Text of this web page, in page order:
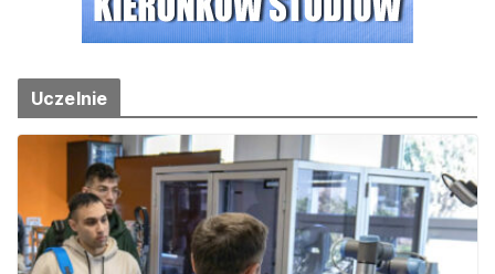
Uczelnie